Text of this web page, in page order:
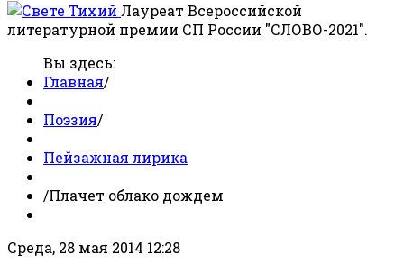
Лауреат Всероссийской
литературной премии СП России "СЛОВО-2021".
Вы здесь:
Главная/
Поэзия/
Пейзажная лирика
/Плачет облако дождем
Среда, 28 мая 2014 12:28